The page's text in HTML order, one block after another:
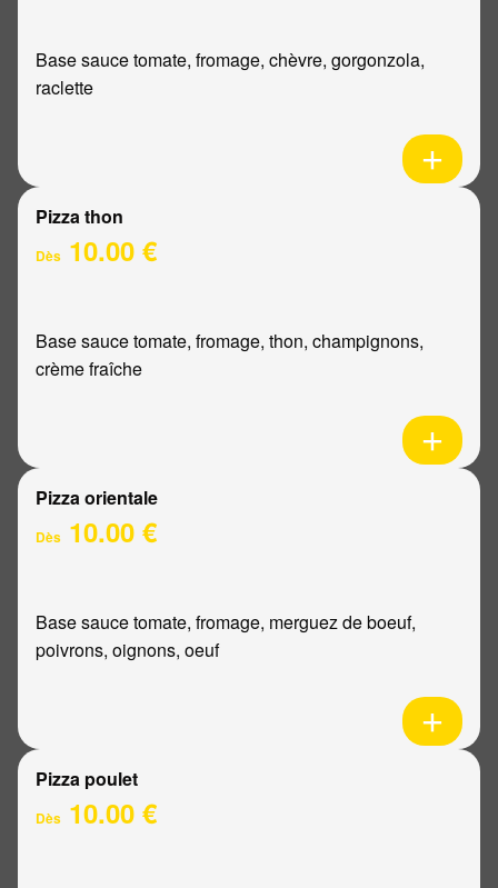
Base sauce tomate, fromage, chèvre, gorgonzola,
raclette
Pizza thon
Dès 10.00 €
Base sauce tomate, fromage, thon, champignons,
crème fraîche
Pizza orientale
Dès 10.00 €
Base sauce tomate, fromage, merguez de boeuf,
poivrons, oignons, oeuf
Pizza poulet
Dès 10.00 €